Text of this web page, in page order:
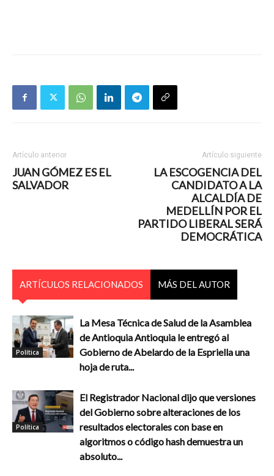
Artículo anterior
JUAN GÓMEZ ES EL
SALVADOR
Artículo siguiente
LA ESCOGENCIA DEL
CANDIDATO A LA
ALCALDÍA DE
MEDELLÍN POR EL
PARTIDO LIBERAL SERÁ
DEMOCRÁTICA
ARTÍCULOS RELACIONADOS MÁS DEL AUTOR
Política
La Mesa Técnica de Salud de la Asamblea
de Antioquia Antioquia le entregó al
Gobierno de Abelardo de la Espriella una
hoja de ruta...
Política
El Registrador Nacional dijo que versiones
del Gobierno sobre alteraciones de los
resultados electorales con base en
algoritmos o código hash demuestra un
absoluto...